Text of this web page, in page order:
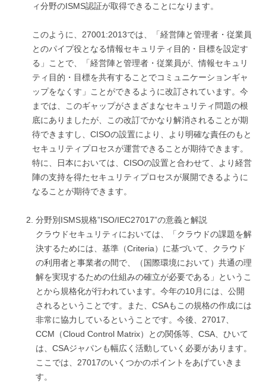
ィ分野のISMS認証が取得できることになります。
このように、27001:2013では、「経営陣と管理者・従業員
とのパイプ役となる情報セキュリティ目的・目標を設定す
る」ことで、「経営陣と管理者・従業員が、情報セキュリ
ティ目的・目標を共有することでコミュニケーションギャ
ップをなくす」ことができるように改訂されています。今
までは、このギャップがさまざまなセキュリティ問題の根
底にありましたが、この改訂でかなり解消されることが期
待できますし、CISOの設置により、より明確な責任のもと
セキュリティプロセスが運営できることが期待できます。
特に、日本においては、CISOの設置と合わせて、より経営
陣の支持を得たセキュリティプロセスが展開できるように
なることが期待できます。
分野別ISMS規格”ISO/IEC27017”の意義と解説
クラウドセキュリティにおいては、「クラウドの課題を解
決するためには、基準（Criteria）に基づいて、クラウド
の利用者と事業者の間で、（国際環境において）共通の理
解を実現するための仕組みの確立が必要である」というこ
とから規格化が行われています。今年の10月には、公開
されるということです。また、CSAもこの規格の作成には
非常に協力しているということです。今後、27017、
CCM（Cloud Control Matrix）との関係等、CSA、ひいて
は、CSAジャパンも幅広く活動していく必要があります。
ここでは、27017のいくつかのポイントをあげていきま
す。